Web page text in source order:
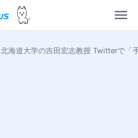
北海道大学の吉田宏志教授 Twitterで「